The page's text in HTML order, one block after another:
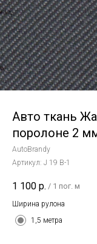
Авто ткань
поролоне 2
AutoBrandy
Артикул: J 19 B-1
1 100 р. / 1 пог. м
Ширина рулона
1,5 метра